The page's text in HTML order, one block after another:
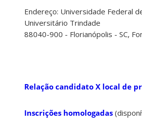
Endereço: Universidade Federal
Universitário Trindade
88040-900 - Florianópolis - SC,
Relação candidato X local de
Inscrições homologadas